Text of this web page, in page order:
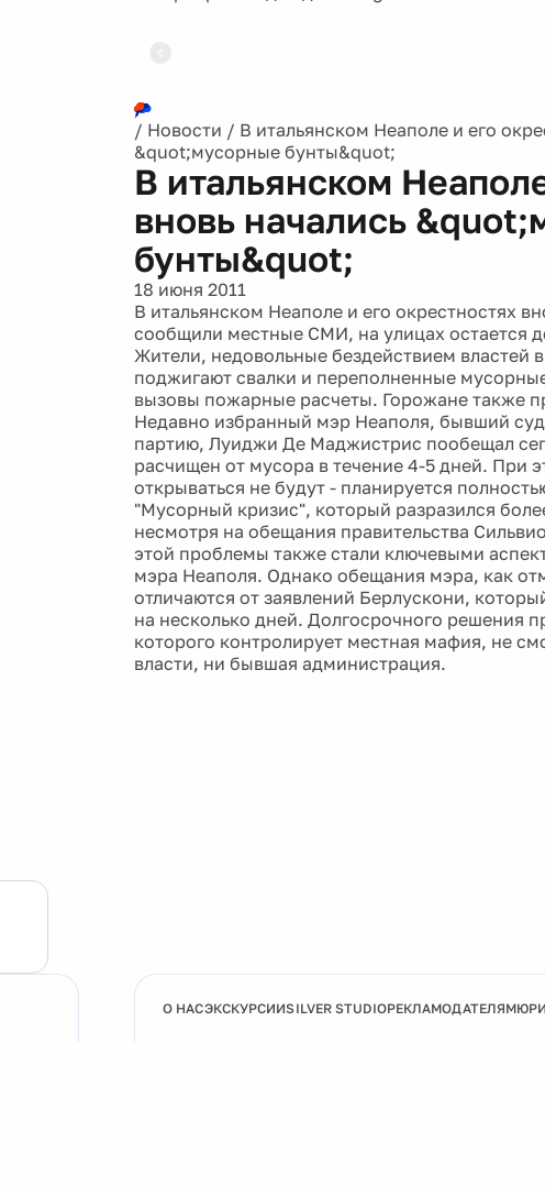
/ Новости / В итальянском Неаполе и его
&quot;мусорные бунты&quot;
В итальянском
вновь начались
бунты&quot;
18 июня 2011
В итальянском Неаполе и его окрестностях
сообщили местные СМИ, на улицах остается
Жители, недовольные бездействием властей
поджигают свалки и переполненные
вызовы пожарные расчеты. Горожане также
Недавно избранный мэр Неаполя, бывший
партию, Луиджи Де Маджистрис пообещал
расчищен от мусора в течение 4-5 дней. При
открываться не будут - планируется
"Мусорный кризис", который разразился
несмотря на обещания правительства
этой проблемы также стали ключевыми
мэра Неаполя. Однако обещания мэра, как
отличаются от заявлений Берлускони,
на несколько дней. Долгосрочного решения
которого контролирует местная мафия, не
власти, ни бывшая администрация.
О НАСЭКСКУРСИИSILVER STUDIOРЕКЛАМОДАТЕЛЯМ